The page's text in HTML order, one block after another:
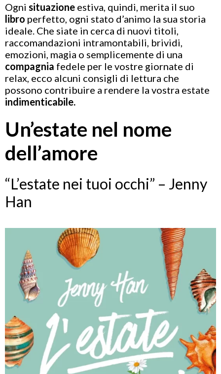
Ogni situazione estiva, quindi, merita il suo
libro perfetto, ogni stato d’animo la sua storia
ideale. Che siate in cerca di nuovi titoli,
raccomandazioni intramontabili, brividi,
emozioni, magia o semplicemente di una
compagnia fedele per le vostre giornate di
relax, ecco alcuni consigli di lettura che
possono contribuire a rendere la vostra estate
indimenticabile.
Un’estate nel nome
dell’amore
“L’estate nei tuoi occhi” – Jenny
Han